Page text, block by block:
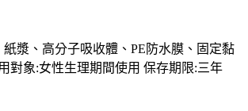
漿、高分子吸收體、PE防水膜、固定黏
對象:女性生理期間使用 保存期限:三年